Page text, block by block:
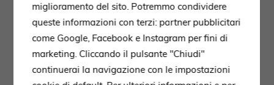
miglioramento del sito. Potremmo condividere
queste informazioni con terzi: partner pubblicitari
come Google, Facebook e Instagram per fini di
marketing. Cliccando il pulsante "Chiudi"
continuerai la navigazione con le impostazioni